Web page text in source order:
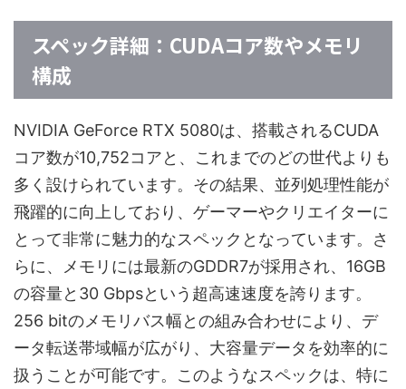
スペック詳細：CUDAコア数やメモリ
構成
NVIDIA GeForce RTX 5080は、搭載されるCUDA
コア数が10,752コアと、これまでのどの世代よりも
多く設けられています。その結果、並列処理性能が
飛躍的に向上しており、ゲーマーやクリエイターに
とって非常に魅力的なスペックとなっています。さ
らに、メモリには最新のGDDR7が採用され、16GB
の容量と30 Gbpsという超高速速度を誇ります。
256 bitのメモリバス幅との組み合わせにより、デ
ータ転送帯域幅が広がり、大容量データを効率的に
扱うことが可能です。このようなスペックは、特に